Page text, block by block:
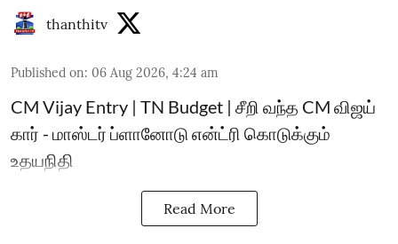
thanthitv
Published on: 06 Aug 2026, 4:24 am
CM Vijay Entry | TN Budget | சீறி வந்த CM விஜய்
கார் - மாஸ்டர் ப்ளானோடு என்ட்ரி கொடுக்கும்
உதயநிதி
Read More